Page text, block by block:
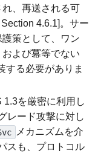
、再送される可
4.6.1]。サー
策として、ワン
よび冪等でない
する必要がありま
1.3を厳密に利用し
レード攻撃に対し
メカニズムを介
スも、プロトコル